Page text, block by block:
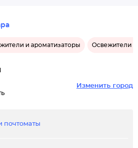
и ароматизаторы Освежители
Изменить город
почтоматы